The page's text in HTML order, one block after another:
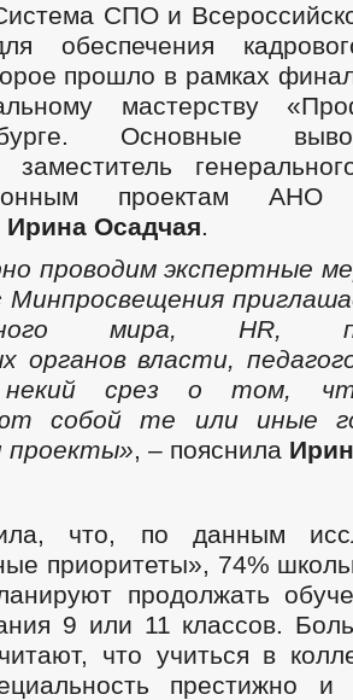
СПО и
обеспечения
прошло в рамках
мастерству
Основные
заместитель
проектам АНО
Ирина Осадчая.
проводим экспертные
Минпросвещения
мира, HR,
органов власти,
срез о том,
собой те или иные
проекты», – пояснила
что, по данным
приоритеты», 74%
продолжать
9 или 11 классов.
что учиться в
престижно